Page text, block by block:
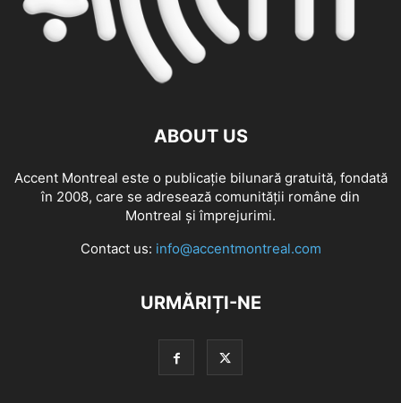
ABOUT US
Accent Montreal este o publicație bilunară gratuită, fondată
în 2008, care se adresează comunităţii române din
Montreal şi împrejurimi.
Contact us: info@accentmontreal.com
URMĂRIȚI-NE